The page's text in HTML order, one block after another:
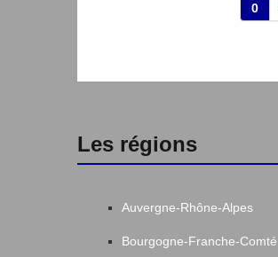
0
Les régions
Auvergne-Rhône-Alpes
Bourgogne-Franche-Comté